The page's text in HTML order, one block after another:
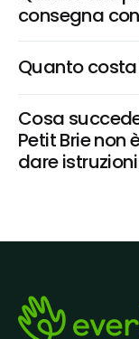
consegna
Quanto costa
Cosa
Petit Brie non
dare